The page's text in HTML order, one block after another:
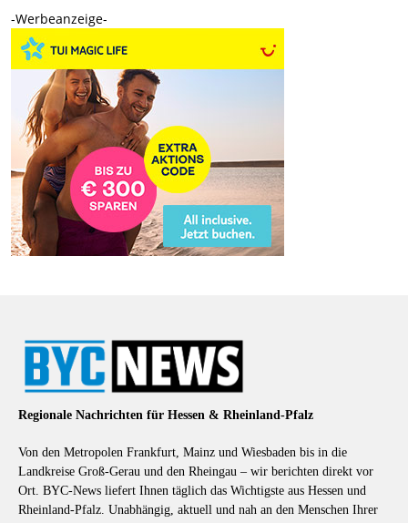
-Werbeanzeige-
Regionale Nachrichten für Hessen & Rheinland-Pfalz
Von den Metropolen Frankfurt, Mainz und Wiesbaden bis in die
Landkreise Groß-Gerau und den Rheingau – wir berichten direkt vor
Ort. BYC-News liefert Ihnen täglich das Wichtigste aus Hessen und
Rheinland-Pfalz. Unabhängig, aktuell und nah an den Menschen Ihrer